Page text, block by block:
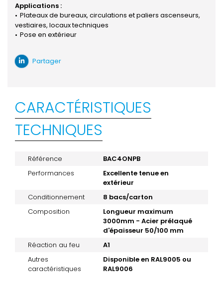
Applications :
Plateaux de bureaux, circulations et paliers ascenseurs,
vestiaires, locaux techniques
Pose en extérieur
Partager
CARACTÉRISTIQUES
TECHNIQUES
Référence
BAC4ONPB
Performances
Excellente tenue en
extérieur
Conditionnement
8 bacs/carton
Composition
Longueur maximum
3000mm - Acier prélaqué
d'épaisseur 50/100 mm
Réaction au feu
A1
Autres
caractéristiques
Disponible en RAL9005 ou
RAL9006